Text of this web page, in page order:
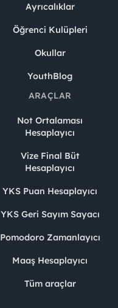
Ayrıcalıklar
Öğrenci Kulüpleri
Okullar
YouthBlog
ARAÇLAR
Not Ortalaması
Hesaplayıcı
Vize Final Büt
Hesaplayıcı
YKS Puan Hesaplayıcı
YKS Geri Sayım Sayacı
Pomodoro Zamanlayıcı
Maaş Hesaplayıcı
Tüm araçlar